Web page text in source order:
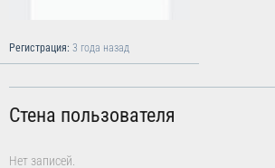
Регистрация: 3 года назад
Стена пользователя
Нет записей.